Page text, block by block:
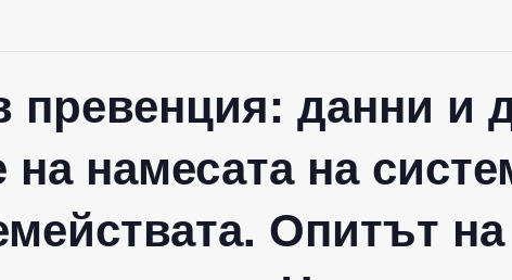
превенция: данни и
намесата на
Опитът на